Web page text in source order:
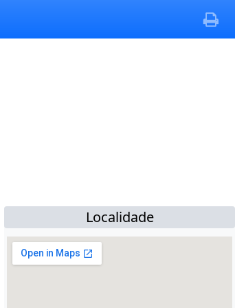
Localidade